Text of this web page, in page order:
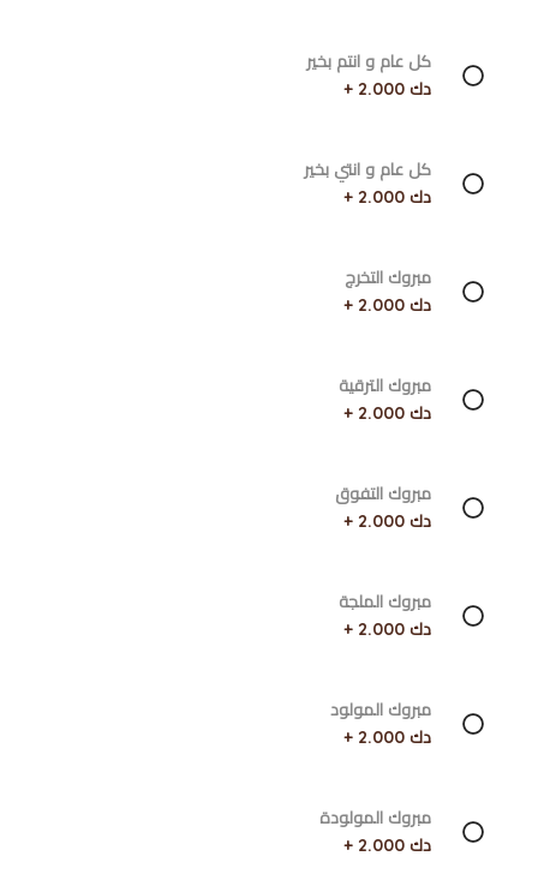
كل عام و انتم بخير
دك 2.000 +
كل عام و انتي بخير
دك 2.000 +
مبروك التخرج
دك 2.000 +
مبروك الترقية
دك 2.000 +
مبروك التفوق
دك 2.000 +
مبروك الملجة
دك 2.000 +
مبروك المولود
دك 2.000 +
مبروك المولودة
دك 2.000 +